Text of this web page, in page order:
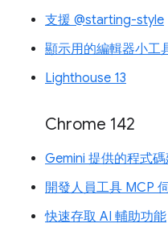
支援 @starting-style
顯示用的編輯器小工
Lighthouse 13
Chrome 142
Gemini 提供的程式
開發人員工具 MCP
快速存取 AI 輔助功能